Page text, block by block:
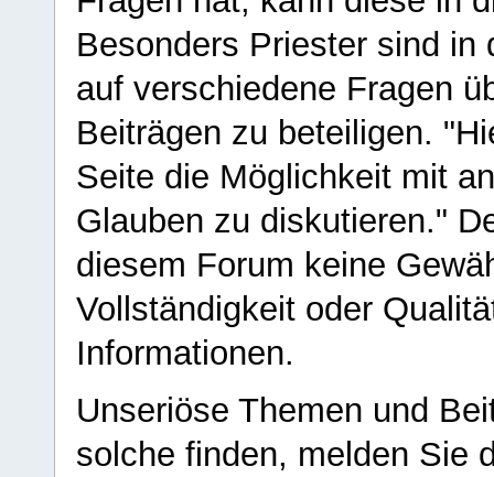
Besonders Priester sind in
auf verschiedene Fragen
Beiträgen zu beteiligen.
Seite die Möglichkeit mit
Glauben zu diskutieren."
diesem Forum keine
Vollständigkeit oder
Informationen.
Unseriöse Themen und
solche finden, melden Sie